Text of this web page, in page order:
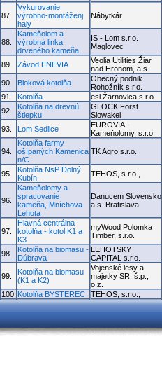
87.
Vykurovanie
výrobno-montáženj
haly
Nábytkár
88.
Kameňolom a
výrobná linka
drveného kameňa
IS - Lom s.r.o.
Maglovec
89. Závod ENEVIA
Veolia Utilities Žiar
nad Hronom, a.s.
90. Bloková kotolňa
Obecný podnik
Rohožník s.r.o.
91.
Kotolňa esi Žarnovica s.r.o.
92.
Kotolňa na drevnú
štiepku
GLOCK Forst
Slowakei
93. Lom Sedlice
EUROVIA -
Kameňolomy, s.r.o.
94.
Kotolňa farmy
ošípaných Kamenica
n/C
TK Agro s.r.o.
95.
Kotolňa NsP Dolný
Kubín
TEHOS, s.r.o.,
96.
Kameňolomy a
spracovanie
kameňa, Mníchova
Lehota
Danucem Slovensko
a.s. Bratislava
97.
Hlavná centrálna
kotolňa - kotol K1 a
K3
myWood Polomka
Timber, s.r.o.
98.
Kotolňa na biomasu -
Dúbrava
LEHOTSKY
CAPITAL s.r.o.
99.
Kotolňa na biomasu
(K1 a K2)
Vojenské lesy a
majetky SR, š.p.,
o.z.
100. Kotolňa BYSTEREC TEHOS, s.r.o.,